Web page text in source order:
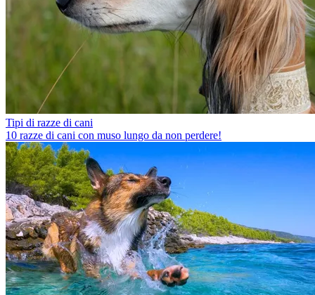
Tipi di razze di cani
10 razze di cani con muso lungo da non perdere!